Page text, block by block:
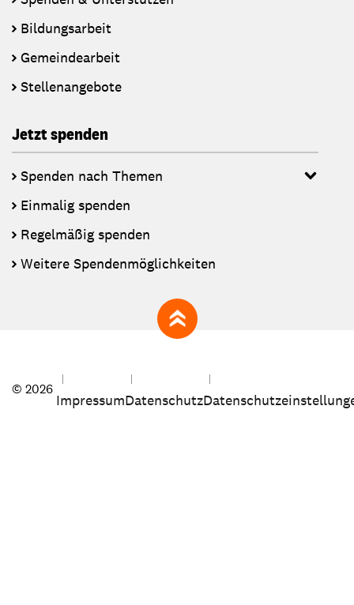
Bildungsarbeit
Gemeindearbeit
Stellenangebote
Jetzt spenden
Spenden nach Themen
Einmalig spenden
Regelmäßig spenden
Weitere Spendenmöglichkeiten
zum Seitenanfang
© 2026
ImpressumDatenschutz